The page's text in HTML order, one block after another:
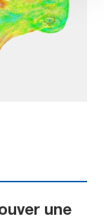
une